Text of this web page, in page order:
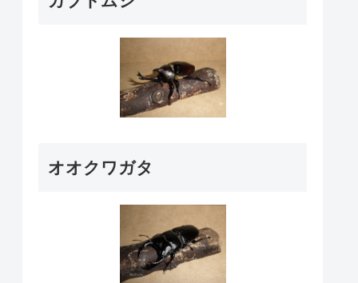
オオクワガタ